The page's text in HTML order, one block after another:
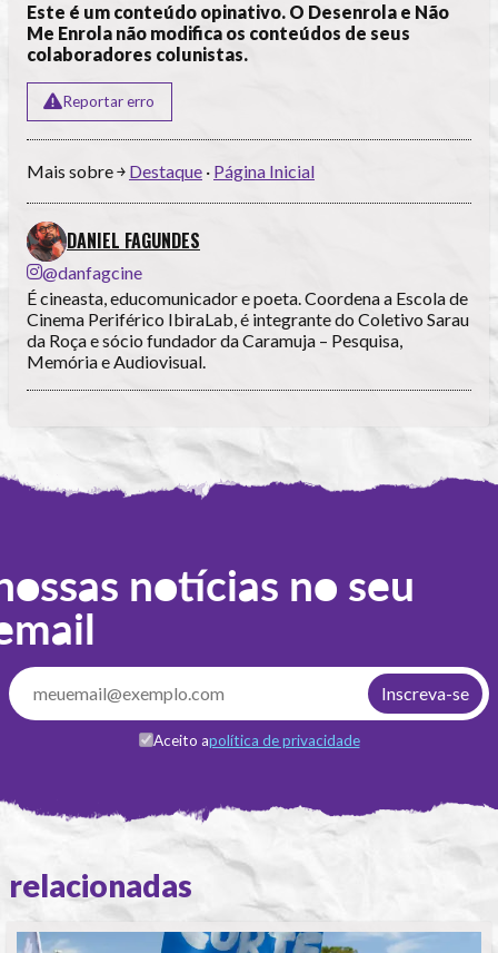
Este é um conteúdo opinativo. O Desenrola e Não
Me Enrola não modifica os conteúdos de seus
colaboradores colunistas.
Reportar erro
Mais sobre ￫ Destaque · Página Inicial
DANIEL FAGUNDES
@danfagcine
É cineasta, educomunicador e poeta. Coordena a Escola de
Cinema Periférico IbiraLab, é integrante do Coletivo Sarau
da Roça e sócio fundador da Caramuja – Pesquisa,
Memória e Audiovisual.
notícias no seu
Aceito apolítica de privacidade
relacionadas